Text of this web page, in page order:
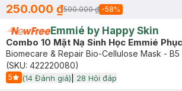
250.000 ₫590.000 ₫ -58%
Emmié by Happy Skin
Combo 10 Mặt Nạ Sinh Học Emmié
Biomecare & Repair Bio-Cellulose Mask -
(SKU: 422220080)
5
Start Icon
(14 Đánh giá) 28 Hỏi đáp